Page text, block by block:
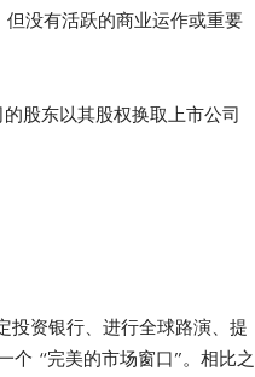
没有活跃的商业运作或重要
股东以其股权换取上市公司
投资银行、进行全球路演、提
个 “完美的市场窗口”。相比之